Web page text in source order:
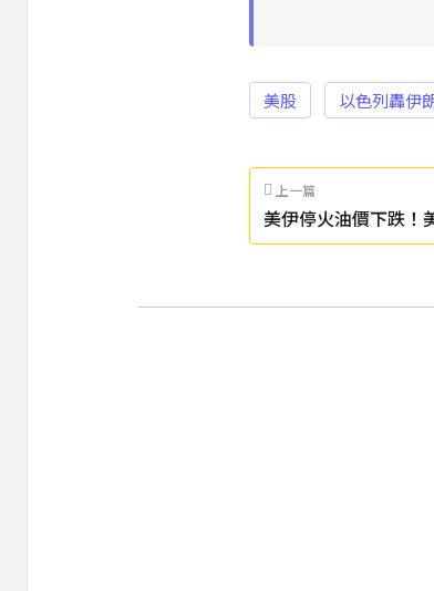
美股 以色列轟伊
上一篇
美伊停火油價下跌！
夜盤狂飆